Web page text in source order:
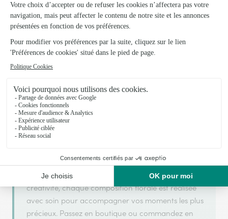
Votre fleuriste artisan à Beaugency
Seconde Nature s'appuie sur son partenariat avec
Interflora, réseau de transmission florale de
référence, pour vous garantir un service de qualité.
Seconde Nature est un fleuriste artisan situé à
Beaugency. Avec un souci de fraîcheur et de
créativité, chaque composition florale est réalisée
avec soin pour accompagner vos moments les plus
précieux. Passez en boutique ou commandez en